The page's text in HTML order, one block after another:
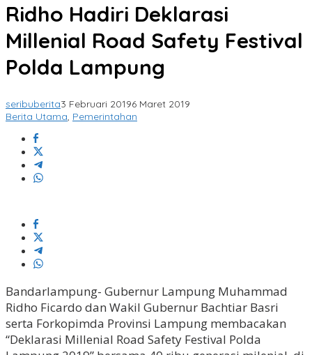
Ridho Hadiri Deklarasi
Millenial Road Safety Festival
Polda Lampung
seribuberita3 Februari 20196 Maret 2019
Berita Utama, Pemerintahan
Bandarlampung- Gubernur Lampung Muhammad
Ridho Ficardo dan Wakil Gubernur Bachtiar Basri
serta Forkopimda Provinsi Lampung membacakan
“Deklarasi Millenial Road Safety Festival Polda